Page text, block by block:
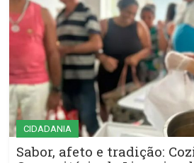
CIDADANIA
Sabor, afeto e tradição: